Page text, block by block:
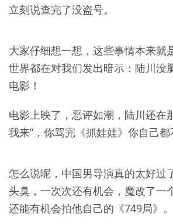
立刻说查完了没盗号。
大家仔细想一想，这些事情本来就
世界都在对我们发出暗示：陆川没
电影！
电影上映了，恶评如潮，陆川还在
我来”，你骂完《抓娃娃》你自己都
怎么说呢，中国男导演真的太好过
头臭，一次次还有机会，魔改了一
还能有机会拍他自己的《749局》。